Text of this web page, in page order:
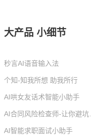
大产品 小细节
秒言AI语音输入法
个知-知我所想 助我所行
AI哄女友话术智能小助手
AI智能求职面试小助手